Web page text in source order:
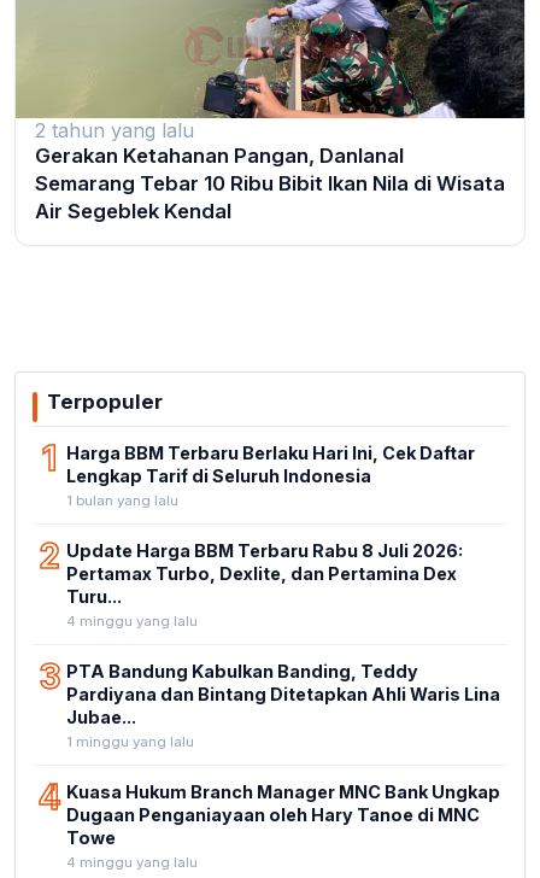
2 tahun yang lalu
Gerakan Ketahanan Pangan, Danlanal
Semarang Tebar 10 Ribu Bibit Ikan Nila di Wisata
Air Segeblek Kendal
Terpopuler
1 Harga BBM Terbaru Berlaku Hari Ini, Cek Daftar
Lengkap Tarif di Seluruh Indonesia
1 bulan yang lalu
2 Update Harga BBM Terbaru Rabu 8 Juli 2026:
Pertamax Turbo, Dexlite, dan Pertamina Dex
Turu...
4 minggu yang lalu
3 PTA Bandung Kabulkan Banding, Teddy
Pardiyana dan Bintang Ditetapkan Ahli Waris Lina
Jubae...
1 minggu yang lalu
4 Kuasa Hukum Branch Manager MNC Bank Ungkap
Dugaan Penganiayaan oleh Hary Tanoe di MNC
Towe
4 minggu yang lalu